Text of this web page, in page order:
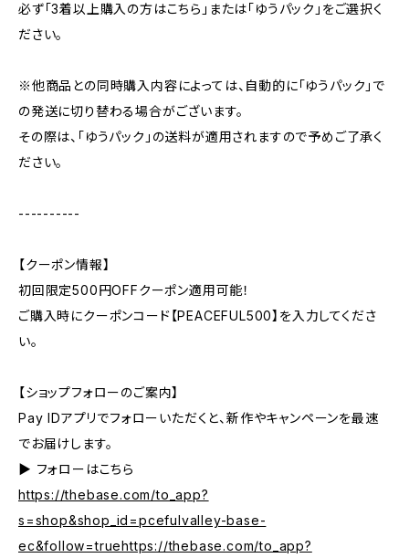
必ず「3着以上購入の方はこちら」または「ゆうパック」をご選択く
ださい。
※他商品との同時購入内容によっては、自動的に「ゆうパック」で
の発送に切り替わる場合がございます。
その際は、「ゆうパック」の送料が適用されますので予めご了承く
ださい。
----------
【クーポン情報】
初回限定500円OFFクーポン適用可能！
ご購入時にクーポンコード【PEACEFUL500】を入力してくださ
い。
【ショップフォローのご案内】
Pay IDアプリでフォローいただくと、新作やキャンペーンを最速
でお届けします。
▶︎ フォローはこちら
https://thebase.com/to_app?
s=shop&shop_id=pcefulvalley-base-
ec&follow=truehttps://thebase.com/to_app?